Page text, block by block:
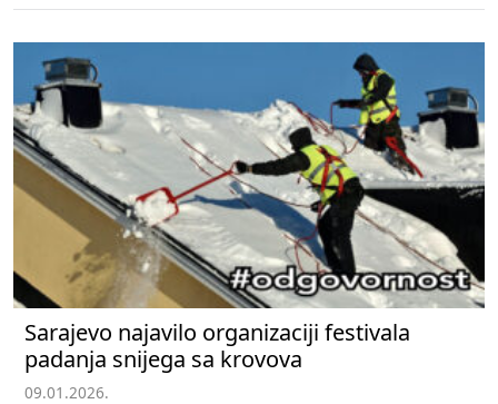
Sarajevo najavilo organizaciji festivala
padanja snijega sa krovova
09.01.2026.